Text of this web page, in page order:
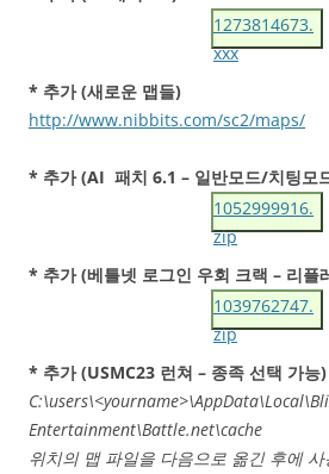
1273814673.
xxx
* 추가 (새로운 맵들)
http://www.nibbits.com/sc2/maps/
* 추가 (AI 패치 6.1 – 일반모드/치팅모
1052999916.
zip
* 추가 (베틀넷 로그인 우회 크랙 – 리플
1039762747.
zip
* 추가 (USMC23 런쳐 – 종족 선택 가능)
Entertainment\Battle.net\cache
위치의 맵 파일을 다음으로 옮긴 후에 사